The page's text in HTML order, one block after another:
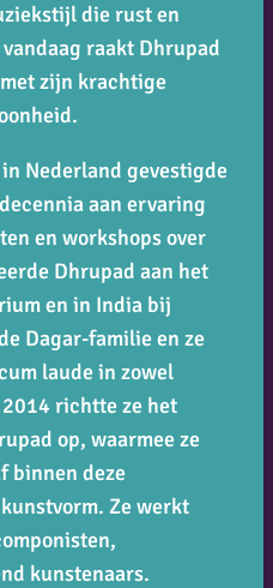
die rust en
raakt Dhrupad
zijn krachtige
Nederland gevestigde
aan ervaring
en workshops over
Dhrupad aan het
en in India bij
Dagar-familie en ze
laude in zowel
richtte ze het
op, waarmee ze
binnen deze
Ze werkt
kunstenaars.